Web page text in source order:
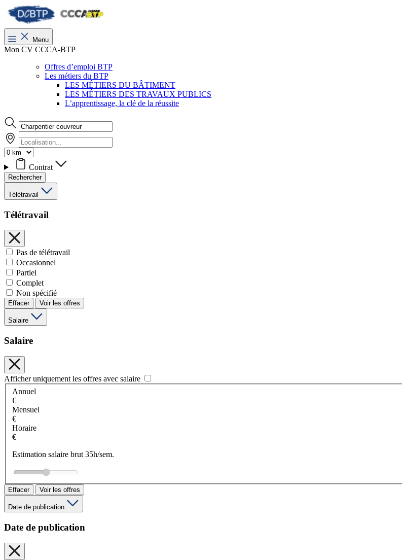
Menu
Mon CV CCCA-BTP
Offres d’emploi BTP
Les métiers du BTP
LES MÉTIERS DU BÂTIMENT
LES MÉTIERS DES TRAVAUX PUBLICS
L’apprentissage, la clé de la réussite
Contrat
Rechercher
Télétravail
Télétravail
Pas de télétravail
Occasionnel
Partiel
Complet
Non spécifié
Effacer Voir les offres
Salaire
Salaire
Afficher uniquement les offres avec salaire
Annuel
€
Mensuel
€
Horaire
€
Estimation salaire brut 35h/sem.
Effacer Voir les offres
Date de publication
Date de publication